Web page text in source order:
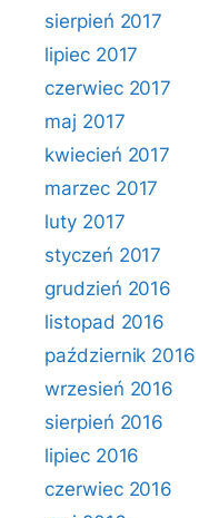
sierpień 2017
lipiec 2017
czerwiec 2017
maj 2017
kwiecień 2017
marzec 2017
luty 2017
styczeń 2017
grudzień 2016
listopad 2016
październik 2016
wrzesień 2016
sierpień 2016
lipiec 2016
czerwiec 2016